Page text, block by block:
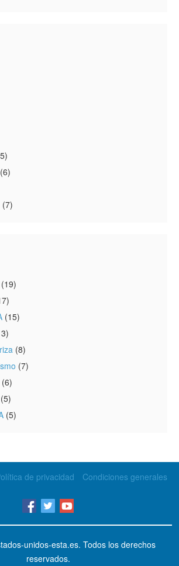
(6)
(7)
(19)
(15)
(8)
(7)
(6)
(5)
(5)
de privacidad Condiciones generales
unidos-esta.es. Todos los derechos
reservados.